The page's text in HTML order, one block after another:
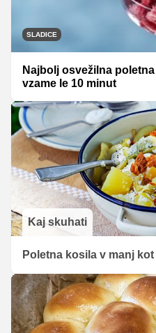
SLADICE
Najbolj osvežilna
vzame le 10 minut
Kaj skuhati
Poletna kosila v manj